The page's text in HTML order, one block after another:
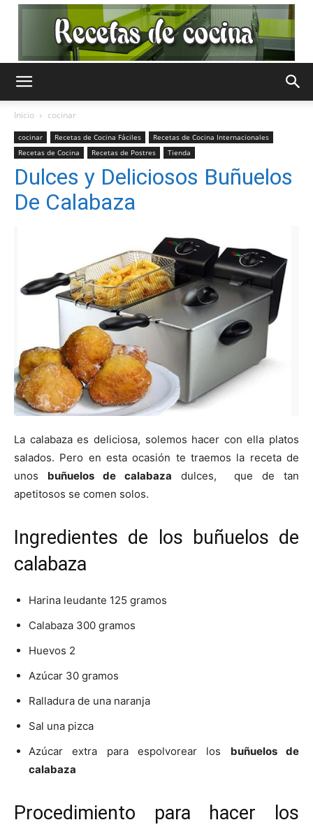
Gratis
Receta
Online
Inicio cocinar
cocinar Recetas de Cocina Fáciles
Recetas de Cocina Internacionales
Recetas de Cocina
Recetas de Postres Tienda
Dulces y Deliciosos Buñuelos
De Calabaza
La calabaza es deliciosa, solemos hacer con ella platos
salados. Pero en esta ocasión te traemos la receta de
unos buñuelos de calabaza dulces, que de tan
apetitosos se comen solos.
Ingredientes de los buñuelos de
calabaza
Harina leudante 125 gramos
Calabaza 300 gramos
Huevos 2
Azúcar 30 gramos
Ralladura de una naranja
Sal una pizca
Azúcar extra para espolvorear los buñuelos de
calabaza
Procedimiento para hacer los